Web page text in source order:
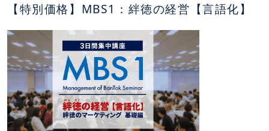
【特別価格】MBS1：絆徳の経営【言語化】